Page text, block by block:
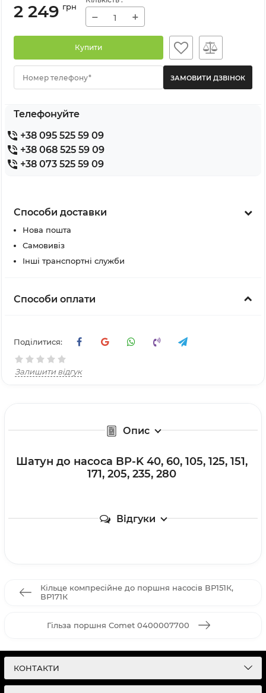
2 249 грн
− +
Купити
Номер телефону*
Телефонуйте
+38 095 525 59 09
+38 068 525 59 09
+38 073 525 59 09
Способи доставки
Нова пошта
Самовивіз
Інші транспортні служби
Способи оплати
Поділитися:
Залишити відгук
Опис
Шатун до насоса BP-K 40, 60, 105, 125, 151,
171, 205, 235, 280
Відгуки
Кільце компресійне до поршня насосів ВР151К,
ВР171К
Гільза поршня Comet 0400007700
КОНТАКТИ